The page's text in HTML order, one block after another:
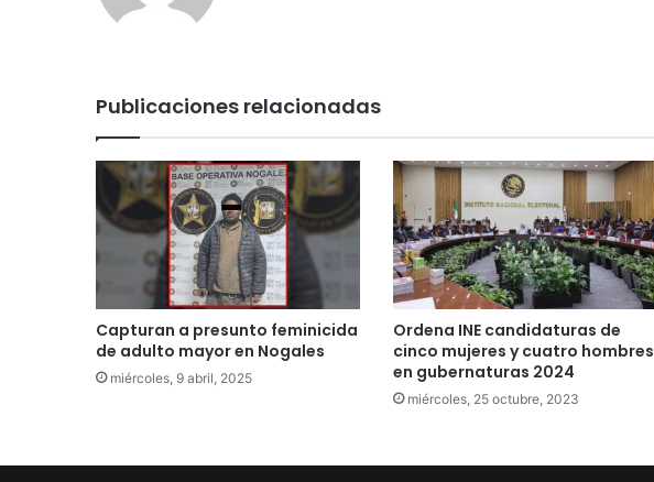
Publicaciones relacionadas
Capturan a presunto feminicida
de adulto mayor en Nogales
miércoles, 9 abril, 2025
Ordena INE candidaturas de
cinco mujeres y cuatro hombres
en gubernaturas 2024
miércoles, 25 octubre, 2023